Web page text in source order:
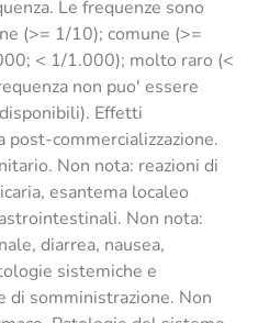
Le frequenze sono
(>= 1/10); comune (>=
< 1/1.000); molto raro (<
non puo' essere
Effetti
commercializzazione.
Non nota: reazioni di
esantema localeo
Non nota:
diarrea, nausea,
sistemiche e
di somministrazione. Non